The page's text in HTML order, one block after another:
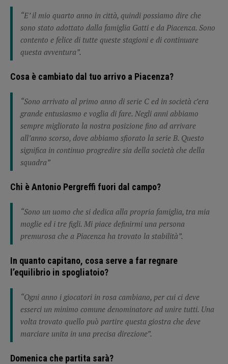
“E’ il mio quarto anno in città, quindi possiamo dire che
sono stato adottato dalla famiglia Gatti e da Piacenza. Sono
contento e felice di tutte queste stagioni e di continuare
questa avventura”.
Cosa è cambiato dal tuo arrivo a Piacenza?
“Sono arrivato al primo anno di serie C ed in società c’era
grande entusiasmo e voglia di fare. Negli anni abbiamo
sempre migliorato la nostra posizione fino ad arrivare
all’anno scorso, dove abbiamo sfiorato la serie B. Questo
significa in continuo progredire sia della società che della
squadra”
Chi è Antonio Pergreffi fuori dal campo?
“Sono un uomo che si dedica alla propria famiglia, tra mia
moglie ed i tre figli. Mi piace definirmi una persona
premurosa che a Piacenza ha trovato la stabilità”.
In quanto capitano, cosa serve a far regnare
l’equilibrio in spogliatoio?
“Ogni anno i giocatori in rosa cambiano, per cui ci deve
esserci un minimo comune denominatore ad unire tutti. Una
volta trovato quello può partire questa giostra che deve
marciare unita in una precisa direzione”.
Domenica che partita sarà?